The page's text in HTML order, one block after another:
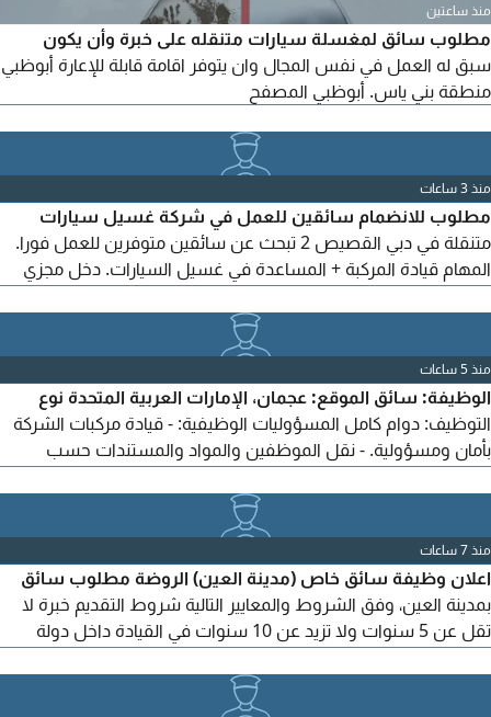
منذ ساعتين
مطلوب سائق لمغسلة سيارات متنقله على خبرة وأن يكون
سبق له العمل في نفس المجال وان يتوفر اقامة قابلة للإعارة أبوظبي
منطقة بني ياس. أبوظبي المصفح
منذ 3 ساعات
مطلوب للانضمام سائقين للعمل في شركة غسيل سيارات
متنقلة في دبي القصيص 2 تبحث عن سائقين متوفرين للعمل فورا.
المهام قيادة المركبة + المساعدة في غسيل السيارات. دخل مجزي
اليوم. يشترط رخصة اماراتية + إقامة سارية للتقديم أرسل سيرتك
منذ 5 ساعات
الوظيفة: سائق الموقع: عجمان، الإمارات العربية المتحدة نوع
التوظيف: دوام كامل المسؤوليات الوظيفية: - قيادة مركبات الشركة
بأمان ومسؤولية. - نقل الموظفين والمواد والمستندات حسب
الحفاظ على المركبة نظيفة وفي حالة جيدة. - فحص الحالة الأساسية
للمركبة والإبلاغ عن أي مشكلات. - الالتزام بقواعد المرور في الإمارات
وإجراءات السلامة الخاصة بالشركة.
منذ 7 ساعات
اعلان وظيفة سائق خاص (مدينة العين) الروضة مطلوب سائق
بمدينة العين، وفق الشروط والمعايير التالية شروط التقديم خبرة لا
تقل عن 5 سنوات ولا تزيد عن 10 سنوات في القيادة داخل دولة
سارية وقابلة للنقل. الاستعداد للمباشرة في العمل فورا. دراية بطرق
مدينة العين والمناطق المجاورة. الراتب من 2000 الى 2500